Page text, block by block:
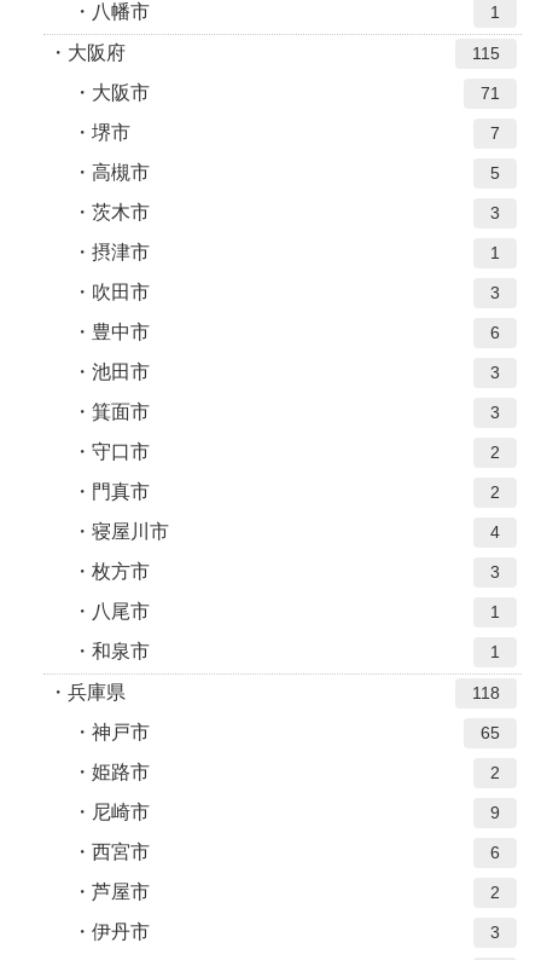
八幡市 1
大阪府 115
大阪市 71
堺市 7
高槻市 5
茨木市 3
摂津市 1
吹田市 3
豊中市 6
池田市 3
箕面市 3
守口市 2
門真市 2
寝屋川市 4
枚方市 3
八尾市 1
和泉市 1
兵庫県 118
神戸市 65
姫路市 2
尼崎市 9
西宮市 6
芦屋市 2
伊丹市 3